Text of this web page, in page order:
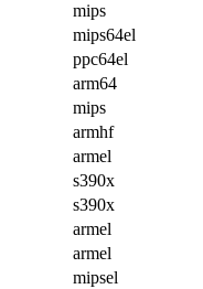
mips
mips64el
ppc64el
arm64
mips
armhf
armel
s390x
s390x
armel
armel
mipsel